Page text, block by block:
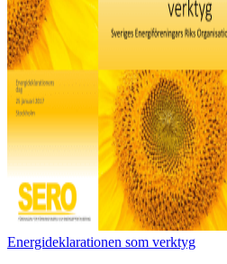
Energideklarationen som verktyg